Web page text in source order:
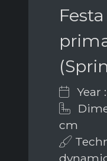
Year
cm